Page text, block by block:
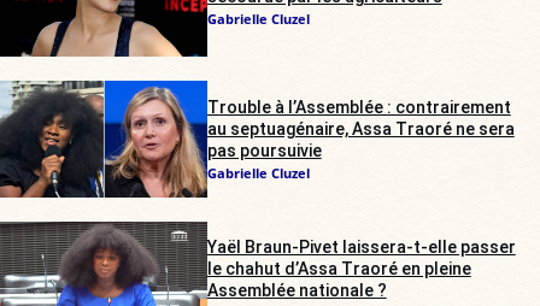
Gabrielle Cluzel
Trouble à l’Assemblée : contrairement
au septuagénaire, Assa Traoré ne sera
pas poursuivie
Gabrielle Cluzel
Yaël Braun-Pivet laissera-t-elle passer
le chahut d’Assa Traoré en pleine
Assemblée nationale ?